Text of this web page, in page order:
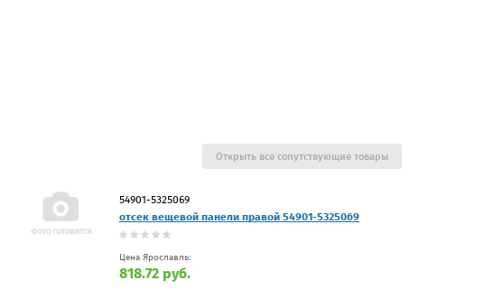
54901-5325069
отсек вещевой панели правой 54901-5325069
Цена Ярославль:
818.72 руб.
Открыть все сопутствующие товары